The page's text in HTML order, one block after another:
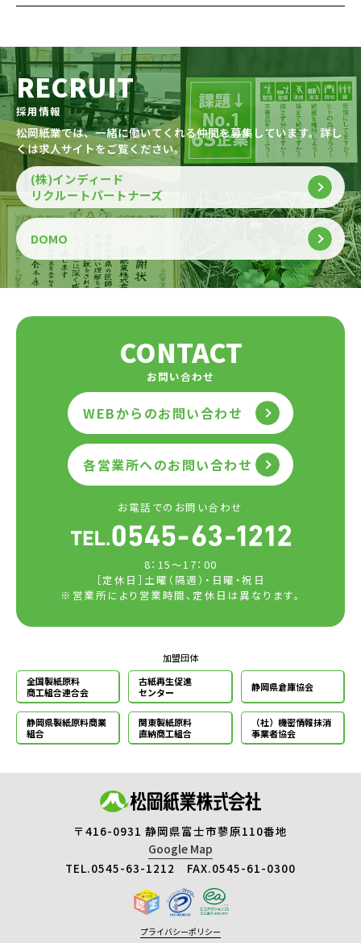
RECRUIT
採用情報
松岡紙業では、一緒に働いてくれる仲間を募集しています。詳し
くは求人サイトをご覧ください。
(株)インディード
リクルートパートナーズ
DOMO
CONTACT
お問い合わせ
WEBからのお問い合わせ
各営業所へのお問い合わせ
お電話でのお問い合わせ
8：15～17：00
［定休日］土曜（隔週）・日曜・祝日
※営業所により営業時間、定休日は異なります。
加盟団体
全国製紙原料
商工組合連合会
古紙再生促進
センター
静岡県倉庫協会
静岡県製紙原料商業
組合
関東製紙原料
直納商工組合
（社）機密情報抹消
事業者協会
〒416-0931 静岡県富士市蓼原110番地
Google Map
TEL.0545-63-1212 FAX.0545-61-0300
プライバシーポリシー